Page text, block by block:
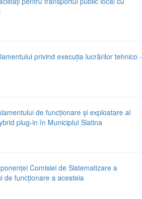
privind execuţia lucrărilor tehnico -
de funcţionare şi exploatare al
plug-in în Municiplul Slatina
Comisiei de Sistematizare a
de funcţionare a acesteia